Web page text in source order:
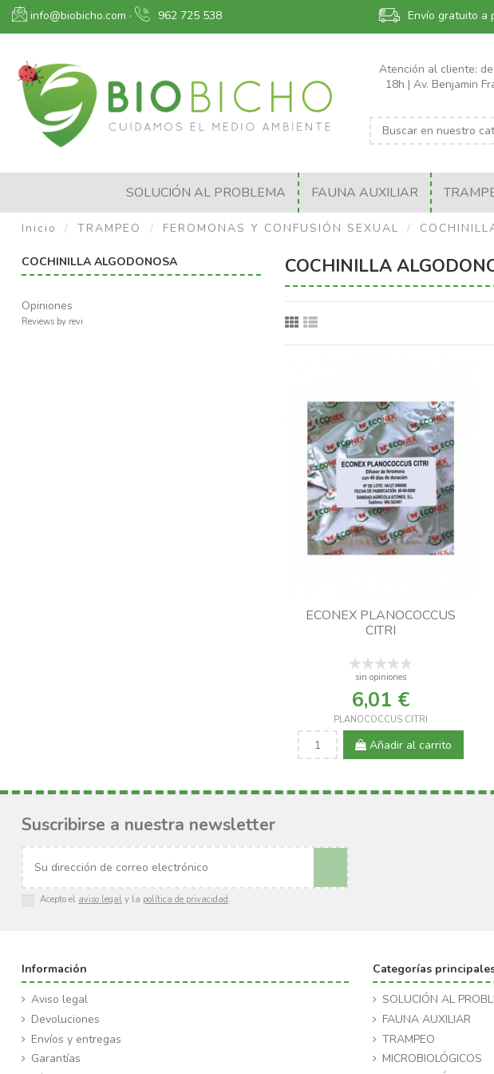
info@biobicho.com · 962 725 538 Envío gratuito a
Atención al cliente:
18h | Av. Benjamin
SOLUCIÓN AL PROBLEMA FAUNA AUXILIAR
Inicio TRAMPEO FEROMONAS Y CONFUSIÓN SEXUAL
COCHINILLA
ECONEX PLANOCOCCUS
CITRI
sin opiniones
6,01 €
PLANOCOCCUS CITRI
Añadir al carrito
COCHINILLA ALGODONOSA
Opiniones
Reviews by revi
Suscribirse a nuestra newsletter
Acepto el aviso legal y la política de privacidad.
Información
Aviso legal
Devoluciones
Envíos y entregas
Garantías
Categorías
SOLUCIÓN AL
FAUNA AUXILIAR
TRAMPEO
MICROBIOLÓGICOS